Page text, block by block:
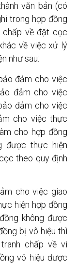
văn bản (có
trong hợp đồng
chấp về đặt cọc
về việc xử lý
như sau:
đảm cho việc
đảm cho việc
đảm cho việc
cho việc thực
cho hợp đồng
được thực hiện
theo quy định
cho việc giao
hiện hợp đồng
không được
bị vô hiệu thì
chấp về vi
vô hiệu được